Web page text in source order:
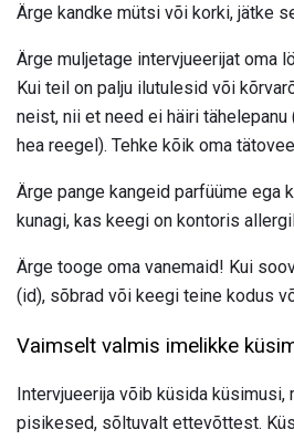
Ärge kandke mütsi või korki, jätke
Ärge muljetage intervjueerijat oma
Kui teil on palju ilutulesid või
neist, nii et need ei häiri tähelepanu
hea reegel). Tehke kõik oma
Ärge pange kangeid parfüüme ega
kunagi, kas keegi on kontoris
Ärge tooge oma vanemaid! Kui
(id), sõbrad või keegi teine ​​kodus
Vaimselt valmis imelikke
Intervjueerija võib küsida
pisikesed, sõltuvalt ettevõttest.